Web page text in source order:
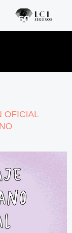
OFICIAL